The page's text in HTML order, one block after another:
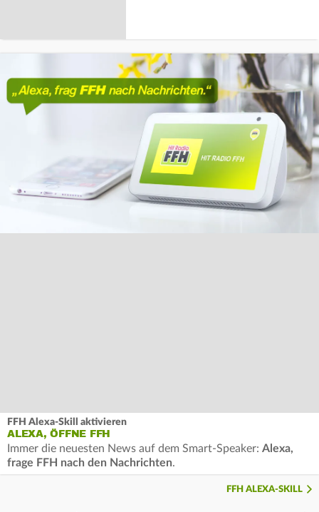
FFH Alexa-Skill aktivieren
ALEXA, ÖFFNE FFH
Immer die neuesten News auf dem Smart-Speaker: Alexa,
frage FFH nach den Nachrichten.
FFH ALEXA-SKILL